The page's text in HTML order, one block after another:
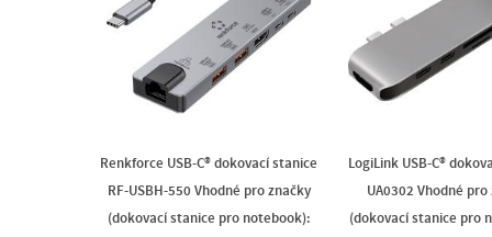
Renkforce USB-C® dokovací stanice
RF-USBH-550 Vhodné pro značky
(dokovací stanice pro notebook):
LogiLink USB-C®
UA0302 Vhodné pro
(dokovací stanice pro